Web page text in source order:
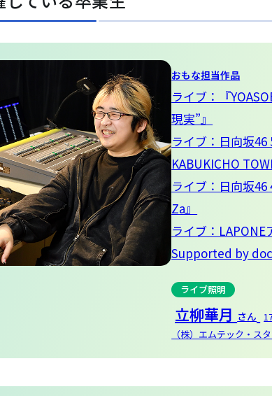
おもな担当作品
ライブ：『
現実”』
ライブ：日向坂
KABUKICHO
ライブ：日向坂46
Za』
ライブ：LAPONE
Supported by
ライブ照明
立柳華月 さん
（株）エムテック・ス